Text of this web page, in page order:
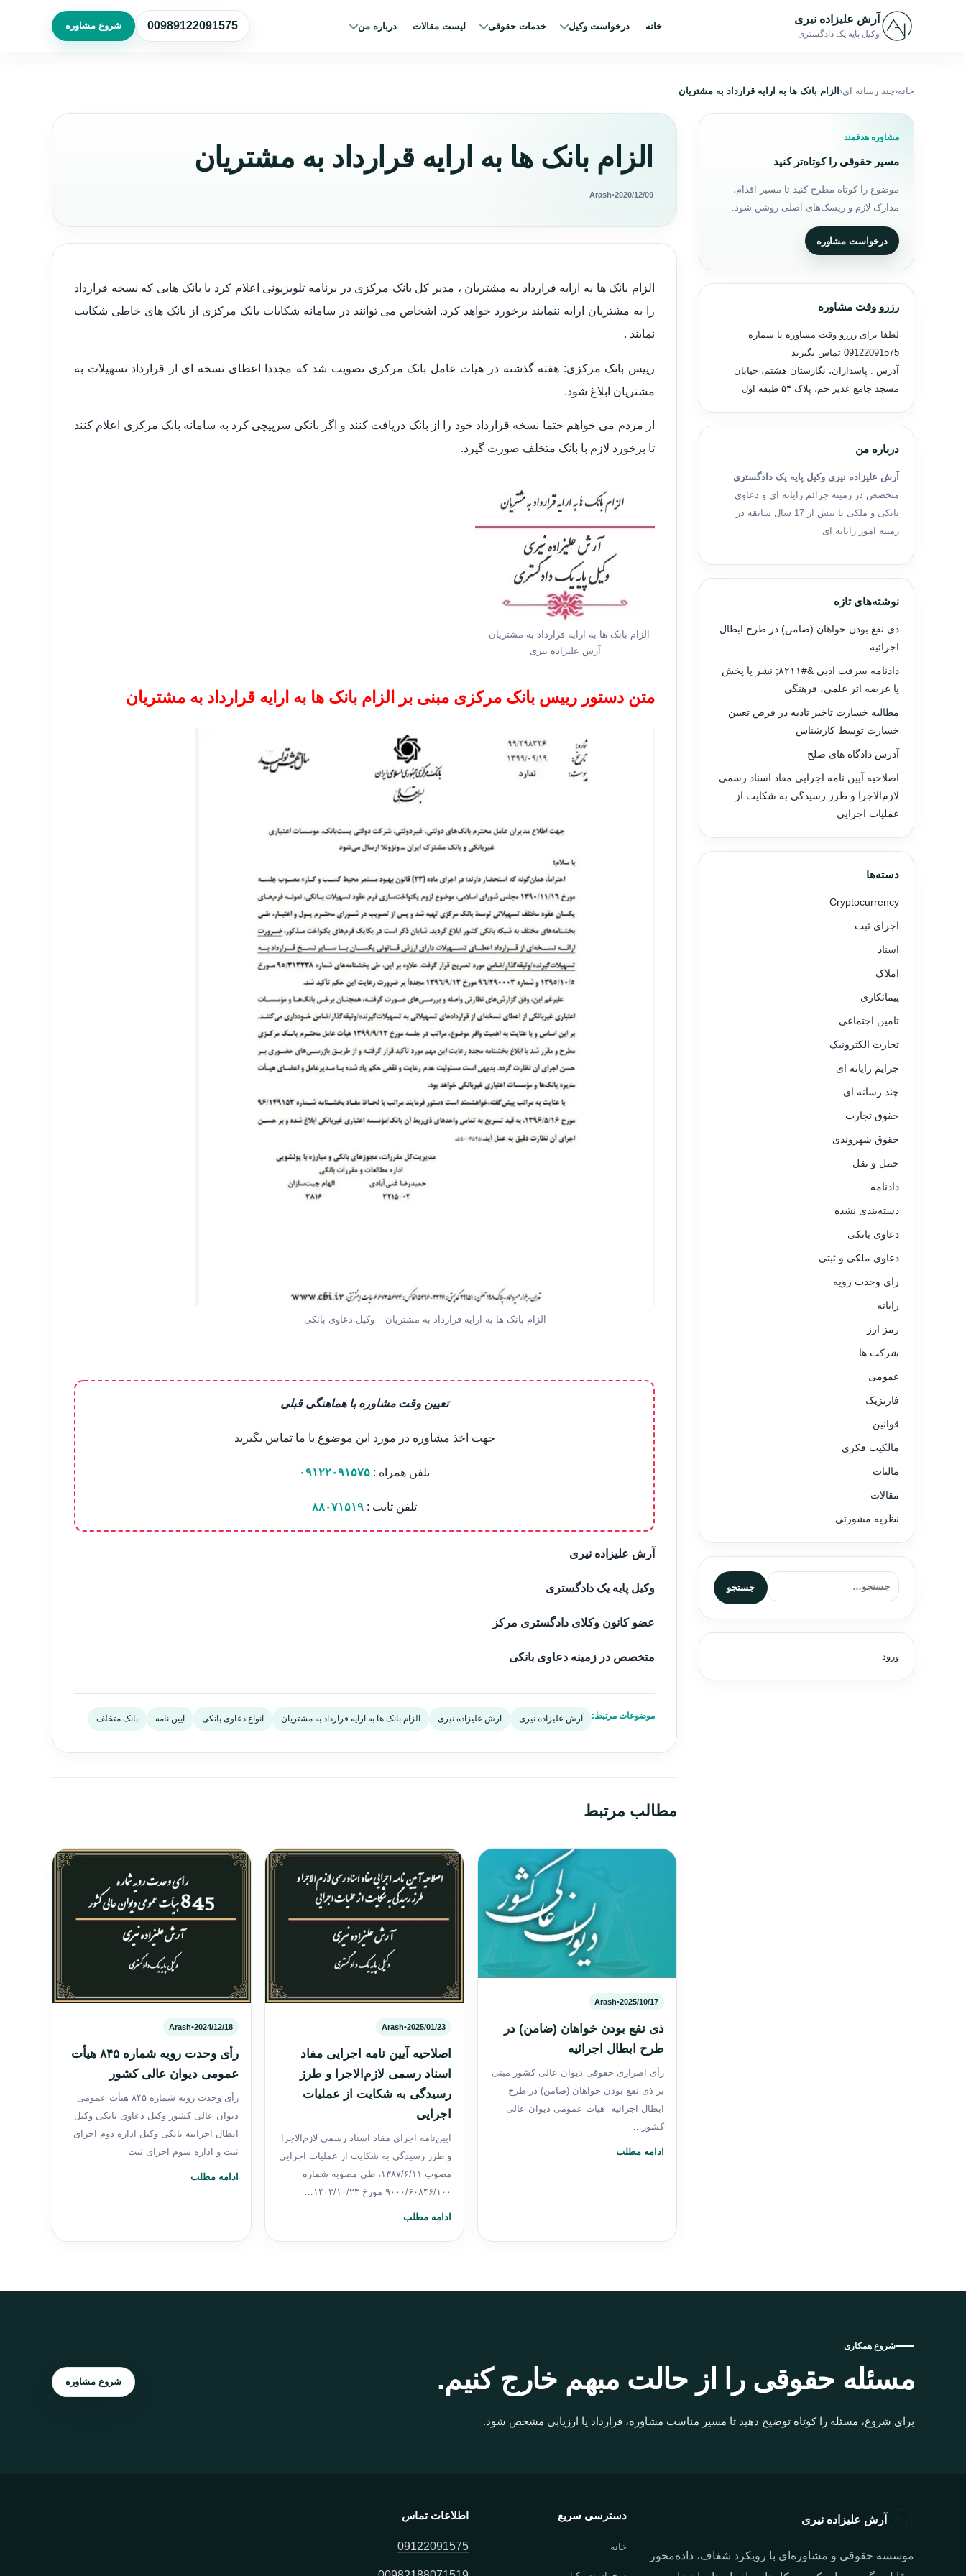
پرش به محتوا
آرش علیزاده نیری
وکیل پایه یک دادگستری
خانه درخواست وکیل خدمات حقوقی لیست مقالات درباره من 00989122091575 شروع مشاوره
خانه چند رسانه ای الزام بانک ها به ارایه قرارداد به مشتریان
الزام بانک ها به ارایه قرارداد به مشتریان
2020/12/09
•
Arash
الزام بانک ها به ارایه قرارداد به مشتریان ، مدیر کل بانک مرکزی در برنامه تلویزیونی اعلام کرد با بانک هایی که نسخه قرارداد
را به مشتریان ارایه ننمایند برخورد خواهد کرد. اشخاص می توانند در سامانه شکایات بانک مرکزی از بانک های خاطی شکایت
نمایند .
رییس بانک مرکزی: هفته گذشته در هیات عامل بانک مرکزی تصویب شد که مجددا اعطای نسخه ای از قرارداد تسهیلات به
مشتریان ابلاغ شود.
از مردم می خواهم حتما نسخه قرارداد خود را از بانک دریافت کنند و اگر بانکی سرپیچی کرد به سامانه بانک مرکزی اعلام کنند
تا برخورد لازم با بانک متخلف صورت گیرد.
الزام بانک ها به ارایه قرارداد به مشتریان –
آرش علیزاده نیری
متن دستور رییس بانک مرکزی مبنی بر الزام بانک ها به ارایه قرارداد به مشتریان
الزام بانک ها به ارایه قرارداد به مشتریان – وکیل دعاوی بانکی
تعیین وقت مشاوره با هماهنگی قبلی
جهت اخذ مشاوره در مورد این موضوع با ما تماس بگیرید
تلفن همراه : ۰۹۱۲۲۰۹۱۵۷۵
تلفن ثابت : ۸۸۰۷۱۵۱۹
آرش علیزاده نیری
وکیل پایه یک دادگستری
عضو کانون وکلای دادگستری مرکز
متخصص در زمینه دعاوی بانکی
موضوعات مرتبط: آرش علیزاده نیری ارش علیزاده نیری الزام بانک ها به ارایه قرارداد به مشتریان انواع دعاوی بانکی ایین نامه بانک متخلف
مطالب مرتبط
2025/10/17
•
Arash
ذی نفع بودن خواهان (ضامن) در
طرح ابطال اجرائیه
رأی اصراری حقوقی دیوان عالی کشور مبنی
بر ذی نفع بودن خواهان (ضامن) در طرح
ابطال اجرائیه هیات عمومی دیوان عالی
کشور…
ادامه مطلب
2025/01/23
•
Arash
اصلاحیه آیین نامه اجرایی مفاد
اسناد رسمی لازم‌الاجرا و طرز
رسیدگی به شکایت از عملیات
اجرایی
آیین‌نامه اجرای مفاد اسناد رسمی لازم‌الاجرا
و طرز رسیدگی به شکایت از عملیات اجرایی
مصوب ۱۳۸۷/۶/۱۱، طی مصوبه شماره
۹۰۰۰/۶۰۸۴۶/۱۰۰ مورخ ۱۴۰۳/۱۰/۲۳…
ادامه مطلب
2024/12/18
•
Arash
رأی وحدت رویه شماره ۸۴۵ هیأت
عمومی دیوان عالی کشور
رأی وحدت رویه شماره ۸۴۵ هیأت عمومی
دیوان عالی کشور وکیل دعاوی بانکی وکیل
ابطال اجراییه بانکی وکیل اداره دوم اجرای
ثبت و اداره سوم اجرای ثبت
ادامه مطلب
مشاوره هدفمند
مسیر حقوقی را کوتاه‌تر کنید
موضوع را کوتاه مطرح کنید تا مسیر اقدام،
مدارک لازم و ریسک‌های اصلی روشن شود.
درخواست مشاوره
رزرو وقت مشاوره
لطفا برای رزرو وقت مشاوره با شماره
09122091575 تماس بگیرید
آدرس : پاسداران، نگارستان هشتم، خیابان
مسجد جامع غدیر خم، پلاک ۵۴ طبقه اول
درباره من
آرش علیزاده نیری وکیل پایه یک دادگستری
متخصص در زمینه جرائم رایانه ای و دعاوی
بانکی و ملکی با بیش از 17 سال سابقه در
زمینه امور رایانه ای
نوشته‌های تازه
ذی نفع بودن خواهان (ضامن) در طرح ابطال
اجرائیه
دادنامه سرقت ادبی &#۸۲۱۱; نشر یا پخش
یا عرضه اثر علمی، فرهنگی
مطالبه خسارت تاخیر تادیه در فرض تعیین
خسارت توسط کارشناس
آدرس دادگاه های صلح
اصلاحیه آیین نامه اجرایی مفاد اسناد رسمی
لازم‌الاجرا و طرز رسیدگی به شکایت از
عملیات اجرایی
دسته‌ها
Cryptocurrency
اجرای ثبت
اسناد
املاک
پیمانکاری
تامین اجتماعی
تجارت الکترونیک
جرایم رایانه ای
چند رسانه ای
حقوق تجارت
حقوق شهروندی
حمل و نقل
دادنامه
دسته‌بندی نشده
دعاوی بانکی
دعاوی ملکی و ثبتی
رای وحدت رویه
رایانه
رمز ارز
شرکت ها
عمومی
فارنزیک
قوانین
مالکیت فکری
مالیات
مقالات
نظریه مشورتی
جستجو برای:
جستجو
ورود
شروع همکاری
مسئله حقوقی را از حالت مبهم خارج کنیم.
برای شروع، مسئله را کوتاه توضیح دهید تا مسیر مناسب مشاوره، قرارداد یا ارزیابی مشخص شود.
شروع مشاوره
آرش علیزاده نیری
موسسه حقوقی و مشاوره‌ای با رویکرد شفاف، داده‌محور
دسترسی سریع
خانه
اطلاعات تماس
09122091575